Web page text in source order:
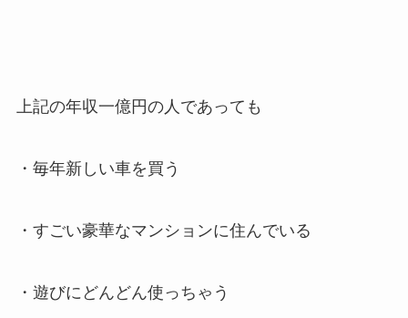
上記の年収一億円の人であっても
・毎年新しい車を買う
・すごい豪華なマンションに住んでいる
・遊びにどんどん使っちゃう